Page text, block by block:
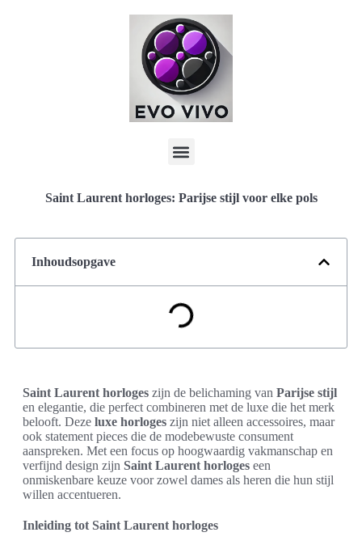
Saint Laurent horloges: Parijse stijl voor elke pols
Inhoudsopgave
Saint Laurent horloges zijn de belichaming van Parijse stijl
en elegantie, die perfect combineren met de luxe die het merk
belooft. Deze luxe horloges zijn niet alleen accessoires, maar
ook statement pieces die de modebewuste consument
aanspreken. Met een focus op hoogwaardig vakmanschap en
verfijnd design zijn Saint Laurent horloges een
onmiskenbare keuze voor zowel dames als heren die hun stijl
willen accentueren.
Inleiding tot Saint Laurent horloges